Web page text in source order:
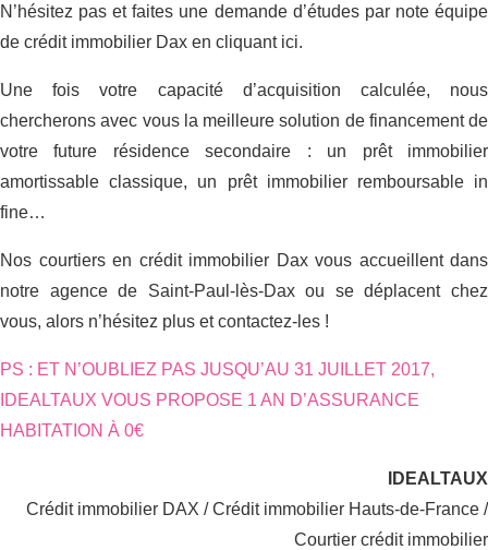
N’hésitez pas et faites une demande d’études par note équipe
de crédit immobilier Dax en cliquant ici.
Une fois votre capacité d’acquisition calculée, nous
chercherons avec vous la meilleure solution de financement de
votre future résidence secondaire : un prêt immobilier
amortissable classique, un prêt immobilier remboursable in
fine…
Nos courtiers en crédit immobilier Dax vous accueillent dans
notre agence de Saint-Paul-lès-Dax ou se déplacent chez
vous, alors n’hésitez plus et contactez-les !
PS : ET N’OUBLIEZ PAS JUSQU’AU 31 JUILLET 2017,
IDEALTAUX VOUS PROPOSE 1 AN D’ASSURANCE
HABITATION À 0€
IDEALTAUX
Crédit immobilier DAX / Crédit immobilier Hauts-de-France /
Courtier crédit immobilier